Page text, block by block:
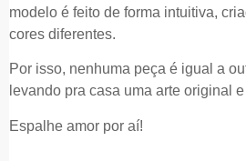
modelo é feito de forma intuitiva,
cores diferentes.
Por isso, nenhuma peça é igual a
levando pra casa uma arte original
Espalhe amor por aí!